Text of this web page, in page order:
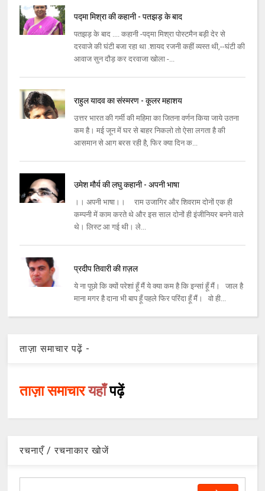
पद्मा मिश्रा की कहानी - पतझड़ के बाद
पतझड़ के बाद .... कहानी -पद्मा मिश्रा पोस्टमैन बड़ी देर से
दरवाजे की घंटी बजा रहा था .शायद रजनी कहीं व्यस्त थी,--घंटी की
आवाज सुन दौड़ कर दरवाजा खोला -...
राहुल यादव का संस्मरण - कूलर महाशय
उत्तर भारत की गर्मी की महिमा का जितना वर्णन किया जाये उतना
कम है। मई जून में घर से बाहर निकलो तो ऐसा लगता है की
आसमान से आग बरस रही है, फिर क्या दिन क...
उमेश मौर्य की लघु कहानी - अपनी भाषा
।। अपनी भाषा।। राम उजागिर और शिवराम दोनों एक ही
कम्पनी में काम करते थे और इस साल दोनों ही इंजीनियर बनने वाले
थे। लिस्ट आ गई थी। ले...
प्रदीप तिवारी की ग़ज़ल
ये ना पूछो कि क्‍यों परेशां हूँ मैं ये क्‍या कम है कि इन्सां हूँ मैं। जाल है
माना मगर है दाना भी बाप हूँ पहले फिर परिंदा हूँ मैं। वो ही...
ताज़ा समाचार पढ़ें -
ताज़ा समाचारयहाँपढ़ें
रचनाएँ / रचनाकार खोजें